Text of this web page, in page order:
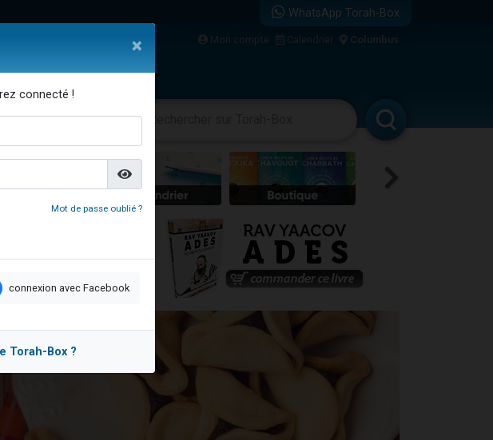
enfants, victime de violences...
Pour les Enfants
aux Orphelins
WhatsApp Torah-Box
Mon compte Calendrier Columbus
Paracha Divertissements
×
connecté !
Mot de passe oublié ?
connexion avec Facebook
Torah-Box ?